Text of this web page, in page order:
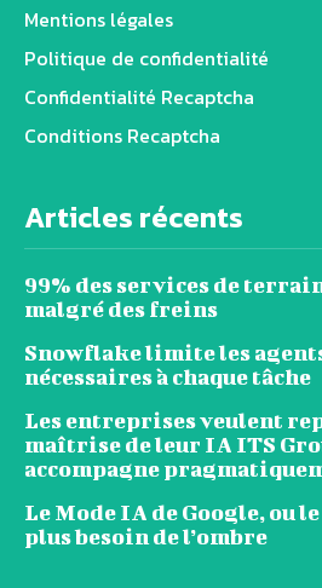
Mentions légales
Politique de confidentialité
Confidentialité Recaptcha
Conditions Recaptcha
Articles récents
99% des services de
malgré des freins
Snowflake limite les
nécessaires à chaque tâche
Les entreprises veulent
maîtrise de leur IA ITS
accompagne
Le Mode IA de Google, ou
plus besoin de l’ombre